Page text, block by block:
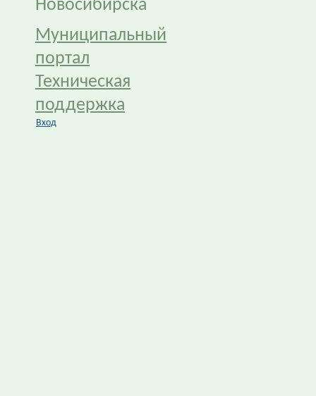
Новосибирска
Муниципальный
портал
Техническая
поддержка
Вход